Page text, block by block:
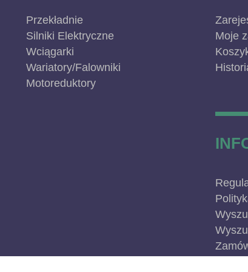
Przekładnie
Silniki Elektryczne
Wciągarki
Wariatory/Falowniki
Motoreduktory
Moje